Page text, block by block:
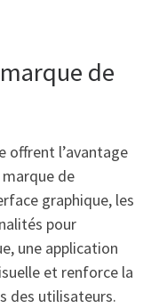
de
offrent l’avantage
de
graphique, les
pour
une application
et renforce la
des utilisateurs.